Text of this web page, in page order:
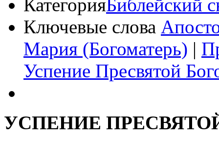
КатегорияБиблейский
Ключевые слова
Мария (Богоматерь) |
Успение Пресвятой
УСПЕНИЕ